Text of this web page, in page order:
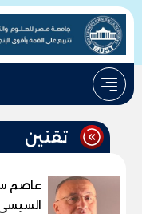
تقنين
عاصم